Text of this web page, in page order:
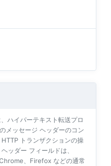
ハイパーテキスト転送プロ
メッセージ ヘッダーのコン
トランザクションの操
ッダー フィールドは、
、Firefox などの通常